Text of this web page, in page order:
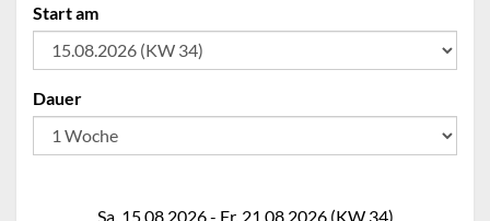
Start am
Dauer
Sa. 15.08.2026 - Fr. 21.08.2026 (KW 34)